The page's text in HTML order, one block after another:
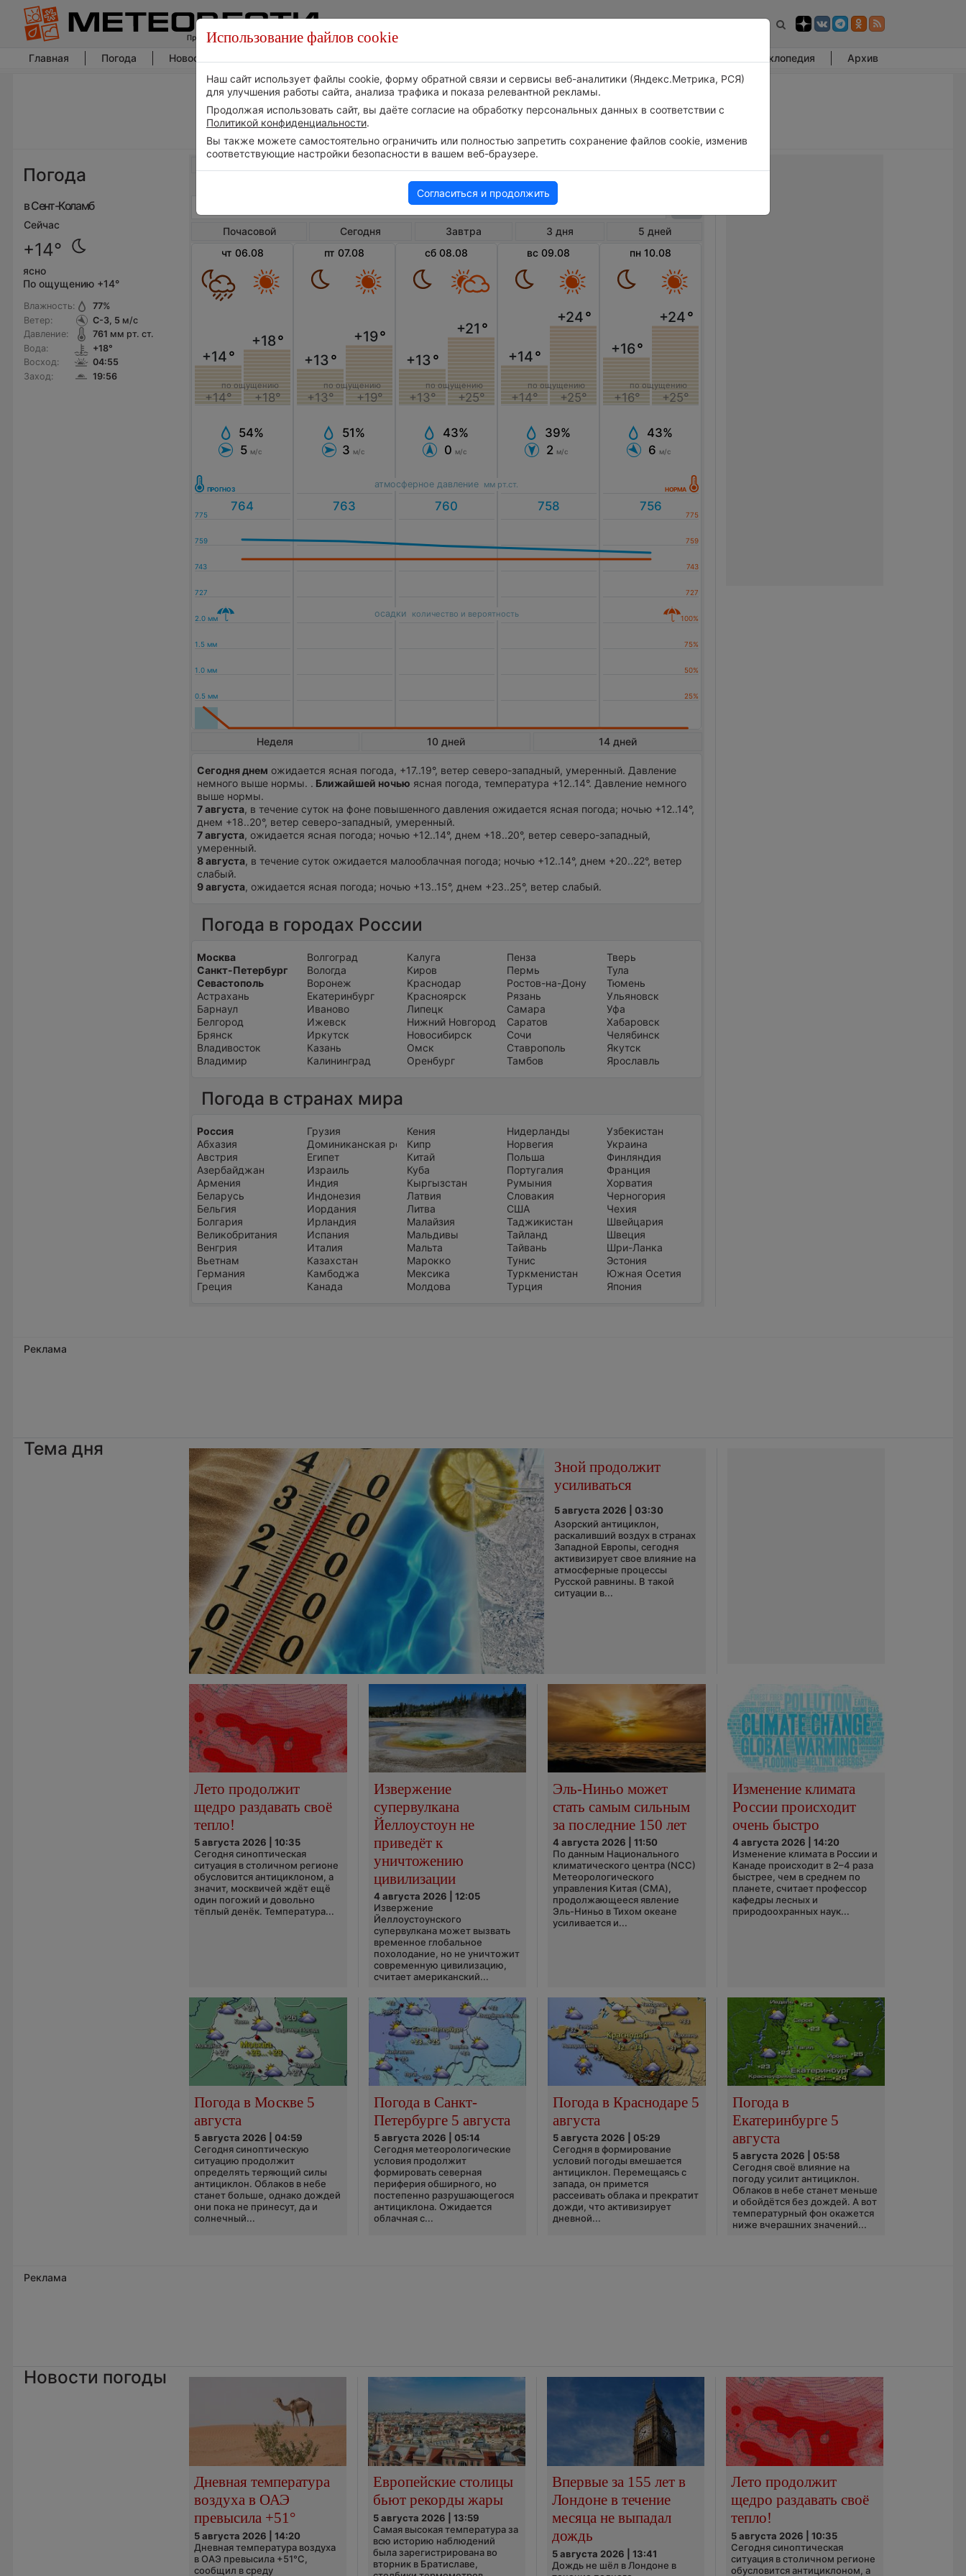
Главная Погода Новости погоды Энциклопедия Архив
Погода
в Сент-Коламб
Сейчас
+14°
ясно
По ощущению +14°
Влажность:
Ветер:
Давление:
Вода:
Восход:
Заход:
77%
С-З, 5 м/с
761 мм рт. ст.
+18°
04:55
19:56
Погода в Сент-Коламб
Почасовой Сегодня Завтра 3 дня
5 дней
чт 06.08
+14°
+14°
+18°
+18°
по ощущению
54%
5 м/с
пт 07.08
+13°
+13°
+19°
+19°
по ощущению
51%
3 м/с
сб 08.08
+13°
+13°
+21 °
+25°
по ощущению
43%
0 м/с
вс 09.08
+14°
+14°
+24°
+25°
по ощущению
39%
2 м/с
пн 10.08
+16°
+16°
+24°
+25°
по ощущению
43%
6 м/с
атмосферное давление мм рт.ст.
осадки количество и вероятность
Неделя 10 дней 14 дней
Сегодня днем ожидается ясная погода, +17..19°, ветер северо-западный, умеренный. Давление
немного выше нормы. . Ближайшей ночью ясная погода, температура +12..14°. Давление немного
выше нормы.
7 августа, в течение суток на фоне повышенного давления ожидается ясная погода; ночью +12..14°,
днем +18..20°, ветер северо-западный, умеренный.
7 августа, ожидается ясная погода; ночью +12..14°, днем +18..20°, ветер северо-западный,
умеренный.
8 августа, в течение суток ожидается малооблачная погода; ночью +12..14°, днем +20..22°, ветер
слабый.
9 августа, ожидается ясная погода; ночью +13..15°, днем +23..25°, ветер слабый.
Погода в городах России
Москва
Санкт-Петербург
Севастополь
Астрахань
Барнаул
Белгород
Брянск
Владивосток
Владимир
Волгоград
Вологда
Воронеж
Екатеринбург
Иваново
Ижевск
Иркутск
Казань
Калининград
Калуга
Киров
Краснодар
Красноярск
Липецк
Нижний Новгород
Новосибирск
Омск
Оренбург
Пенза
Пермь
Ростов-на-Дону
Рязань
Самара
Саратов
Сочи
Ставрополь
Тамбов
Тверь
Тула
Тюмень
Ульяновск
Уфа
Хабаровск
Челябинск
Якутск
Ярославль
Погода в странах мира
Россия
Абхазия
Австрия
Азербайджан
Армения
Беларусь
Бельгия
Болгария
Великобритания
Венгрия
Вьетнам
Германия
Греция
Грузия
Доминиканская республика
Египет
Израиль
Индия
Индонезия
Иордания
Ирландия
Испания
Италия
Казахстан
Камбоджа
Канада
Кения
Кипр
Китай
Куба
Кыргызстан
Латвия
Литва
Малайзия
Мальдивы
Мальта
Марокко
Мексика
Молдова
Нидерланды
Норвегия
Польша
Португалия
Румыния
Словакия
США
Таджикистан
Тайланд
Тайвань
Тунис
Туркменистан
Турция
Узбекистан
Украина
Финляндия
Франция
Хорватия
Черногория
Чехия
Швейцария
Швеция
Шри-Ланка
Эстония
Южная Осетия
Япония
Реклама
Тема дня
Зной продолжит
усиливаться
5 августа 2026 | 03:30
Азорский антициклон,
раскаливший воздух в странах
Западной Европы, сегодня
активизирует свое влияние на
атмосферные процессы
Русской равнины. В такой
ситуации в...
Лето продолжит
щедро раздавать своё
тепло!
5 августа 2026 | 10:35
Сегодня синоптическая
ситуация в столичном регионе
обусловится антициклоном, а
значит, москвичей ждёт ещё
один погожий и довольно
тёплый денёк. Температура...
Извержение
супервулкана
Йеллоустоун не
приведёт к
уничтожению
цивилизации
4 августа 2026 | 12:05
Извержение
Йеллоустоунского
супервулкана может вызвать
временное глобальное
похолодание, но не уничтожит
современную цивилизацию,
считает американский...
Эль-Ниньо может
стать самым сильным
за последние 150 лет
4 августа 2026 | 11:50
По данным Национального
климатического центра (NCC)
Метеорологического
управления Китая (CMA),
продолжающееся явление
Эль-Ниньо в Тихом океане
усиливается и...
Изменение климата
России происходит
очень быстро
4 августа 2026 | 14:20
Изменение климата в России и
Канаде происходит в 2–4 раза
быстрее, чем в среднем по
планете, считает профессор
кафедры лесных и
природоохранных наук...
Погода в Москве 5
августа
5 августа 2026 | 04:59
Сегодня синоптическую
ситуацию продолжит
определять теряющий силы
антициклон. Облаков в небе
станет больше, однако дождей
они пока не принесут, да и
солнечный...
Погода в Санкт-
Петербурге 5 августа
5 августа 2026 | 05:14
Сегодня метеорологические
условия продолжит
формировать северная
периферия обширного, но
постепенно разрушающегося
антициклона. Ожидается
облачная с...
Погода в Краснодаре 5
августа
5 августа 2026 | 05:29
Сегодня в формирование
условий погоды вмешается
антициклон. Перемещаясь с
запада, он примется
рассеивать облака и прекратит
дожди, что активизирует
дневной...
Погода в
Екатеринбурге 5
августа
5 августа 2026 | 05:58
Сегодня своё влияние на
погоду усилит антициклон.
Облаков в небе станет меньше
и обойдётся без дождей. А вот
температурный фон окажется
ниже вчерашних значений...
Реклама
Новости погоды
Дневная температура
воздуха в ОАЭ
превысила +51°
5 августа 2026 | 14:20
Дневная температура воздуха
в ОАЭ превысила +51°C,
сообщил в среду
Европейские столицы
бьют рекорды жары
5 августа 2026 | 13:59
Самая высокая температура за
всю историю наблюдений
была зарегистрирована во
вторник в Братиславе,
Впервые за 155 лет в
Лондоне в течение
месяца не выпадал
дождь
5 августа 2026 | 13:41
Дождь не шёл в Лондоне в
Лето продолжит
щедро раздавать своё
тепло!
5 августа 2026 | 10:35
Сегодня синоптическая
ситуация в столичном регионе
обусловится антициклоном, а
Использование файлов cookie
Наш сайт использует файлы cookie, форму обратной связи и сервисы веб-аналитики (Яндекс.Метрика, РСЯ)
для улучшения работы сайта, анализа трафика и показа релевантной рекламы.
Продолжая использовать сайт, вы даёте согласие на обработку персональных данных в соответствии с
Политикой конфиденциальности.
Вы также можете самостоятельно ограничить или полностью запретить сохранение файлов cookie, изменив
соответствующие настройки безопасности в вашем веб-браузере.
Согласиться и продолжить